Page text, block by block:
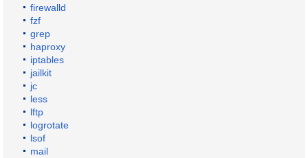
firewalld
fzf
grep
haproxy
iptables
jailkit
jc
less
lftp
logrotate
lsof
mail